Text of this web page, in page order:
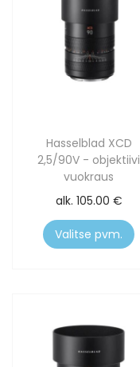
Hasselblad XCD
2,5/90V - objektiivi
vuokraus
alk. 105.00 €
Valitse pvm.